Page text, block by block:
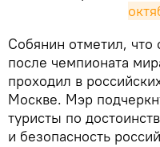
​Собянин отметил,
после чемпионата
проходил в
Москве. Мэр
туристы по
и безопасность